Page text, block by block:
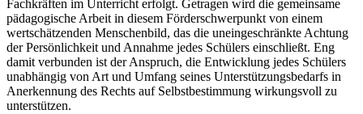
Fachkräften im Unterricht erfolgt. Getragen wird die gemeinsame
pädagogische Arbeit in diesem Förderschwerpunkt von einem
wertschätzenden Menschenbild, das die uneingeschränkte Achtung
der Persönlichkeit und Annahme jedes Schülers einschließt. Eng
damit verbunden ist der Anspruch, die Entwicklung jedes Schülers
unabhängig von Art und Umfang seines Unterstützungsbedarfs in
Anerkennung des Rechts auf Selbstbestimmung wirkungsvoll zu
unterstützen.